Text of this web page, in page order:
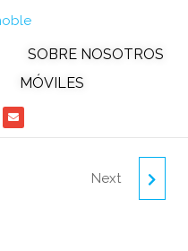
SOBRE NOSOTROS
MÓVILES
CASCOS ESTRELLA CON
Next